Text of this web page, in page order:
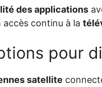
des applications
accès continu à la
pour
satellite